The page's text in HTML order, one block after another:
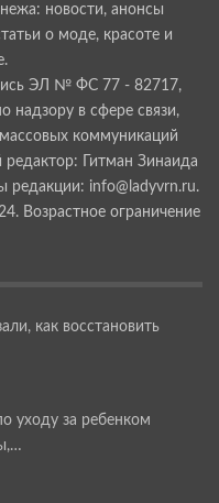
новости, анонсы
о моде, красоте и
ЭЛ № ФС 77 - 82717,
надзору в сфере связи,
коммуникаций
редактор: Гитман Зинаида
редакции: info@ladyvrn.ru.
Возрастное ограничение
как восстановить
уходу за ребенком